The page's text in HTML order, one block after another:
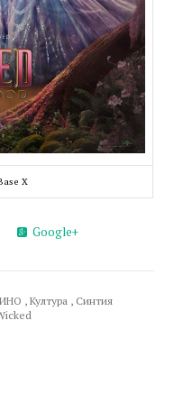
X
Google+
,Култура , Синтия